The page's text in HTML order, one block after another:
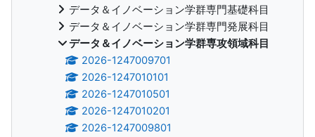
データ＆イノベーション学群専門基礎科目
データ＆イノベーション学群専門発展科目
データ＆イノベーション学群専攻領域科目
2026-1247009701
2026-1247010101
2026-1247010501
2026-1247010201
2026-1247009801